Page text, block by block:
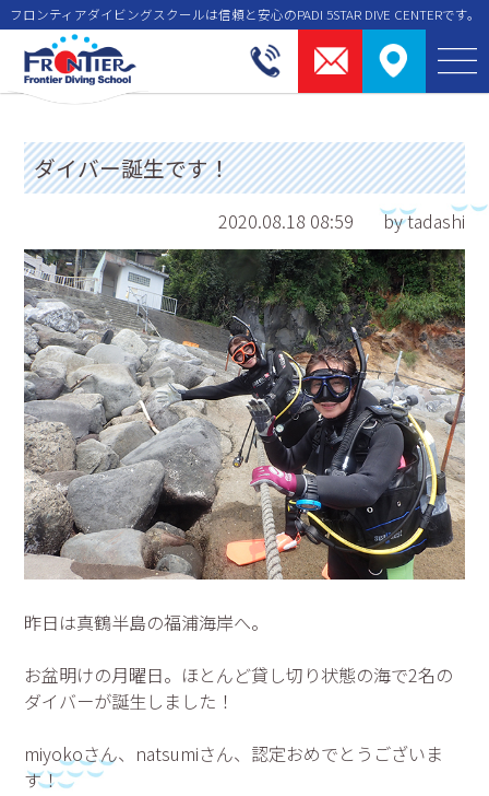
フロンティアダイビングスクールは信頼と安⼼のPADI 5STAR DIVE CENTERです。
ダイバー誕生です！
2020.08.18 08:59 by tadashi
昨日は真鶴半島の福浦海岸へ。
お盆明けの月曜日。ほとんど貸し切り状態の海で2名の
ダイバーが誕生しました！
miyokoさん、natsumiさん、認定おめでとうございま
す！